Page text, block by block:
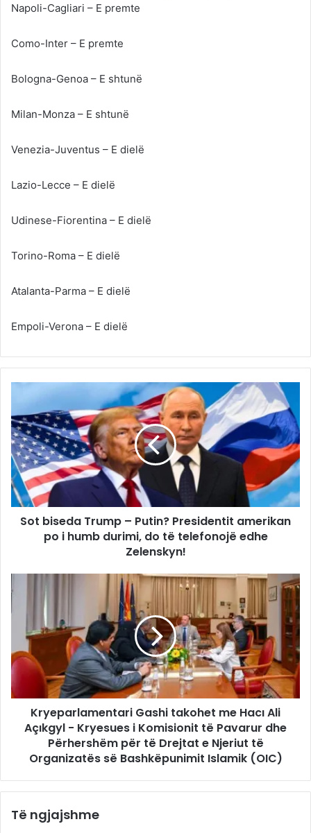
Napoli-Cagliari – E premte
Como-Inter – E premte
Bologna-Genoa – E shtunë
Milan-Monza – E shtunë
Venezia-Juventus – E dielë
Lazio-Lecce – E dielë
Udinese-Fiorentina – E dielë
Torino-Roma – E dielë
Atalanta-Parma – E dielë
Empoli-Verona – E dielë
Sot biseda Trump – Putin? Presidentit amerikan
po i humb durimi, do të telefonojë edhe
Zelenskyn!
Kryeparlamentari Gashi takohet me Hacı Ali
Açıkgyl - Kryesues i Komisionit të Pavarur dhe
Përhershëm për të Drejtat e Njeriut të
Organizatës së Bashkëpunimit Islamik (OIC)
Të ngjajshme